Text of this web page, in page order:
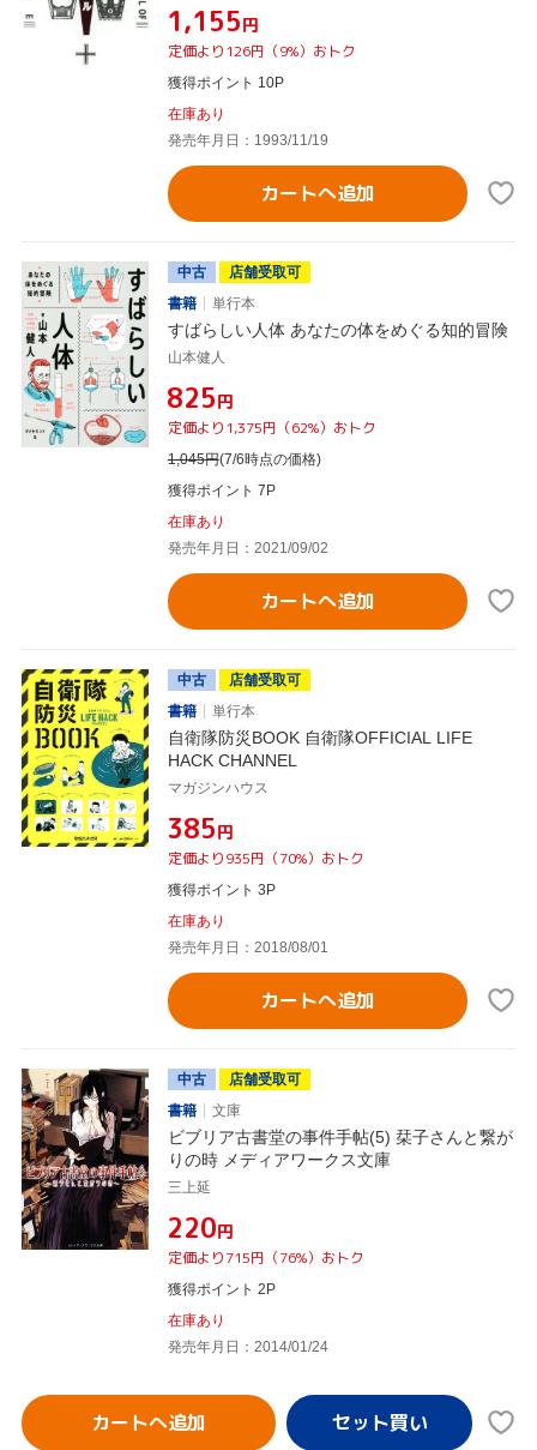
¥1,155円
定価より126円（9%）おトク
獲得ポイント 10P
在庫あり
発売年月日：1993/11/19
カートへ追加
中古
店舗受取可
書籍
単行本
すばらしい人体 あなたの体をめぐる知的冒険
山本健人
¥825円
定価より1,375円（62%）おトク
1,045円(7/6時点の価格)
獲得ポイント 7P
在庫あり
発売年月日：2021/09/02
カートへ追加
中古
店舗受取可
書籍
単行本
自衛隊防災BOOK 自衛隊OFFICIAL LIFE
HACK CHANNEL
マガジンハウス
¥385円
定価より935円（70%）おトク
獲得ポイント 3P
在庫あり
発売年月日：2018/08/01
カートへ追加
中古
店舗受取可
書籍
文庫
ビブリア古書堂の事件手帖(5) 栞子さんと繋が
りの時 メディアワークス文庫
三上延
¥220円
定価より715円（76%）おトク
獲得ポイント 2P
在庫あり
発売年月日：2014/01/24
カートへ追加